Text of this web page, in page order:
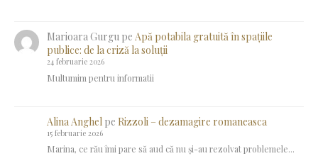
Marioara Gurgupe Apă potabila gratuită în spațiile
publice: de la criză la soluții
24 februarie 2026
Multumim pentru informatii
Alina Anghel pe Rizzoli – dezamagire romaneasca
15 februarie 2026
Marina, ce rău îmi pare să aud că nu și-au rezolvat problemele...